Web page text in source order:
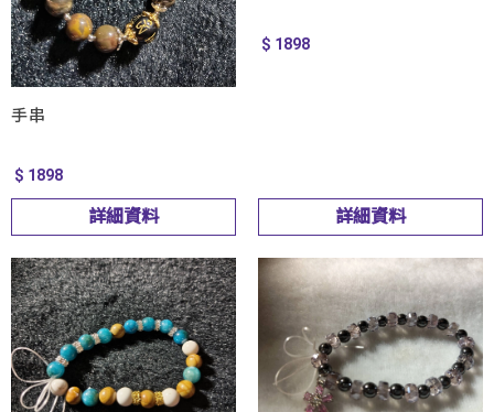
手串
$ 1898
詳細資料
$ 1898
詳細資料